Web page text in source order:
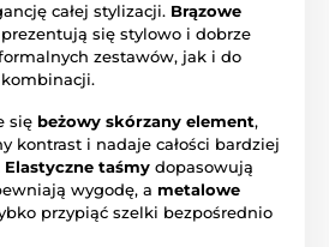
całej stylizacji. Brązowe
prezentują się stylowo i dobrze
zestawów, jak i do
się beżowy skórzany element,
kontrast i nadaje całości bardziej
Elastyczne taśmy dopasowują
wygodę, a metalowe
przypiąć szelki bezpośrednio